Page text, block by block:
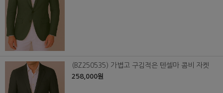
(BZ250535) 가볍고 구김적은 텐셀마 콤비 자켓
258,000원